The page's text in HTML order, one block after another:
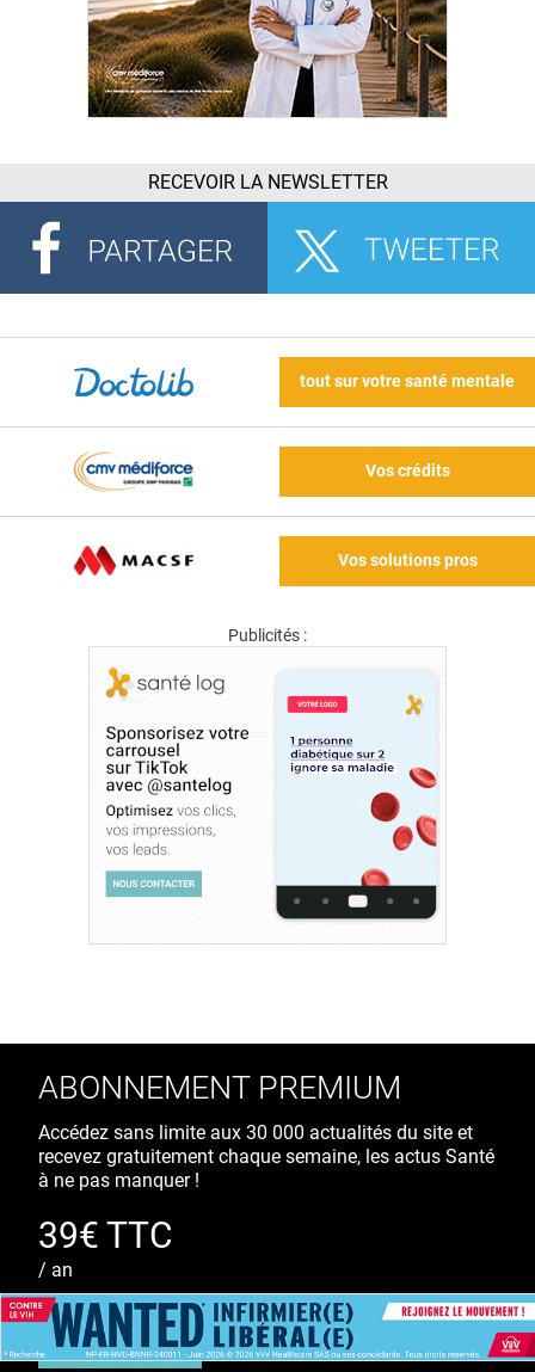
RECEVOIR LA NEWSLETTER
tout sur votre santé mentale
Vos crédits
Vos solutions pros
Publicités :
ABONNEMENT PREMIUM
Accédez sans limite aux 30 000 actualités du site et
recevez gratuitement chaque semaine, les actus Santé
à ne pas manquer !
39€ TTC
/ an
S'ABONNER